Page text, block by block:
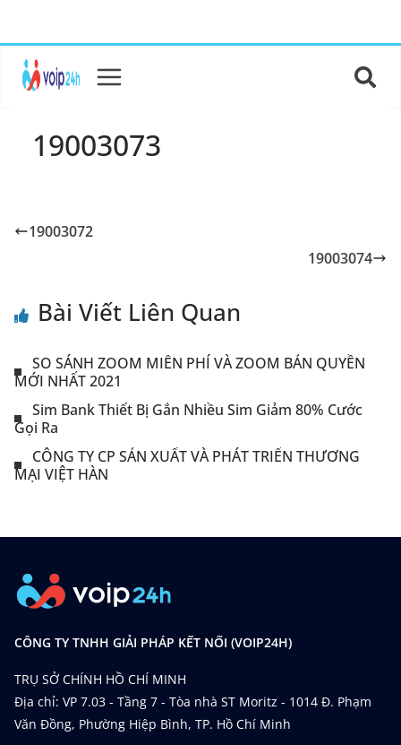
19003073
19003072
19003074
Bài Viết Liên Quan
SO SÁNH ZOOM MIỄN PHÍ VÀ ZOOM BẢN QUYỀN
MỚI NHẤT 2021
Sim Bank Thiết Bị Gắn Nhiều Sim Giảm 80% Cước
Gọi Ra
CÔNG TY CP SẢN XUẤT VÀ PHÁT TRIỂN THƯƠNG
MẠI VIỆT HÀN
CÔNG TY TNHH GIẢI PHÁP KẾT NỐI (VOIP24H)
TRỤ SỞ CHÍNH HỒ CHÍ MINH
Địa chỉ: VP 7.03 - Tầng 7 - Tòa nhà ST Moritz - 1014 Đ. Phạm
Văn Đồng, Phường Hiệp Bình, TP. Hồ Chí Minh